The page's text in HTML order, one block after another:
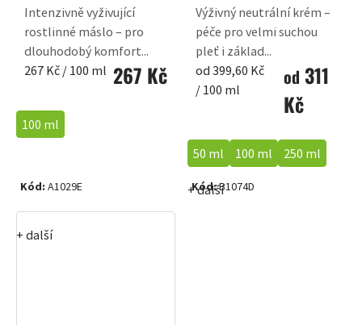
267 Kč
Měrná
267 Kč / 100 ml
Intenzivně vyživující
rostlinné máslo – pro
dlouhodobý komfort...
100 ml
+ další
Kód: A1029E
od 311
Kč
Měrná
cena:
od 399,60 Kč
/ 100 ml
Výživný neutrální krém –
péče pro velmi suchou
pleť i základ...
50 ml 100 ml 250 ml
+ další
Kód:B1074D